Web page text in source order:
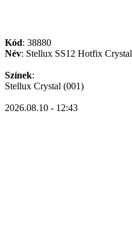
Kód: 38880
Név: Stellux SS12 Hotfix Crystal
Színek:
Stellux Crystal (001)
2026.08.10 - 12:43